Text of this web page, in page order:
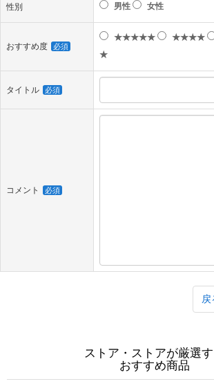
性別 男性 女性
おすすめ度 必須
★★★★★ ★★★★
★
タイトル 必須
コメント 必須
戻
ストア・ストアが厳選
おすすめ商品